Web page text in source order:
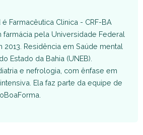
Farmacêutica Clinica - CRF-BA
farmácia pela Universidade Federal
2013. Residência em Saúde mental
Estado da Bahia (UNEB).
e nefrologia, com ênfase em
Ela faz parte da equipe de